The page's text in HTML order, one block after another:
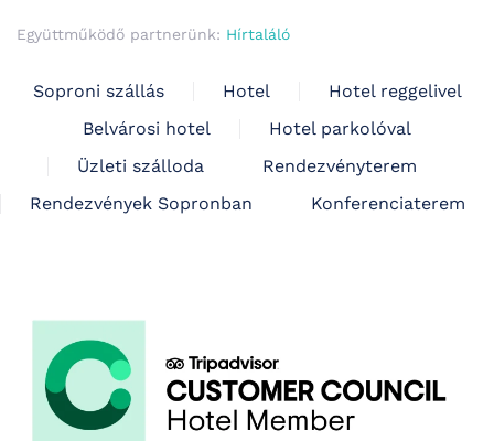
Együttműködő partnerünk: Hírtaláló
Soproni szállás Hotel
Hotel reggelivel
Belvárosi hotel
Hotel parkolóval
Üzleti szálloda
Rendezvényterem
Rendezvények Sopronban
Konferenciaterem